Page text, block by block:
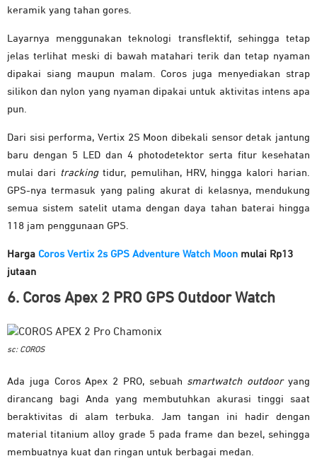
keramik yang tahan gores.
Layarnya menggunakan teknologi transflektif, sehingga tetap
jelas terlihat meski di bawah matahari terik dan tetap nyaman
dipakai siang maupun malam. Coros juga menyediakan strap
silikon dan nylon yang nyaman dipakai untuk aktivitas intens apa
pun.
Dari sisi performa, Vertix 2S Moon dibekali sensor detak jantung
baru dengan 5 LED dan 4 photodetektor serta fitur kesehatan
mulai dari trackingtidur, pemulihan, HRV, hingga kalori harian.
GPS-nya termasuk yang paling akurat di kelasnya, mendukung
semua sistem satelit utama dengan daya tahan baterai hingga
118 jam penggunaan GPS.
Harga Coros Vertix 2s GPS Adventure Watch Moon mulai Rp13
jutaan
6. Coros Apex 2 PRO GPS Outdoor Watch
sc: COROS
Ada juga Coros Apex 2 PRO, sebuah smartwatch outdooryang
dirancang bagi Anda yang membutuhkan akurasi tinggi saat
beraktivitas di alam terbuka. Jam tangan ini hadir dengan
material titanium alloy grade 5 pada frame dan bezel, sehingga
membuatnya kuat dan ringan untuk berbagai medan.